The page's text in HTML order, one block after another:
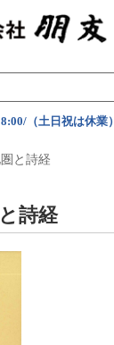
（土日祝は休業）
と詩経
詩経